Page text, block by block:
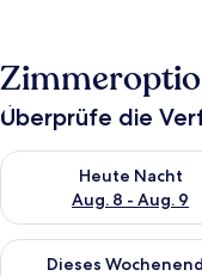
Überprüfe die
Heute Nacht
Aug. 8 - Aug. 9
Überprüfe die
Dieses
Überprüfe die